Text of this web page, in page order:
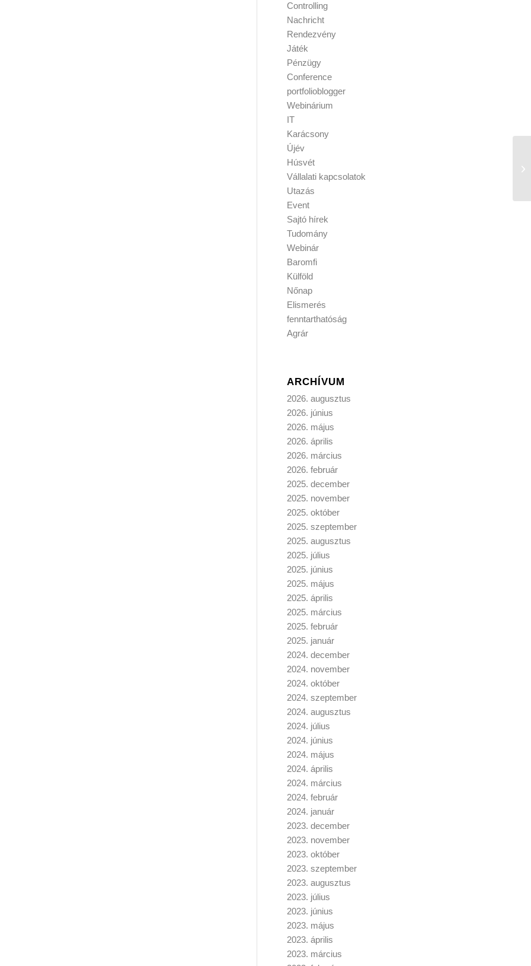
Controlling
Nachricht
Rendezvény
Játék
Pénzügy
Conference
portfolioblogger
Webinárium
IT
Karácsony
Újév
Húsvét
Vállalati kapcsolatok
Utazás
Event
Sajtó hírek
Tudomány
Webinár
Baromfi
Külföld
Nőnap
Elismerés
fenntarthatóság
Agrár
ARCHÍVUM
2026. augusztus
2026. június
2026. május
2026. április
2026. március
2026. február
2025. december
2025. november
2025. október
2025. szeptember
2025. augusztus
2025. július
2025. június
2025. május
2025. április
2025. március
2025. február
2025. január
2024. december
2024. november
2024. október
2024. szeptember
2024. augusztus
2024. július
2024. június
2024. május
2024. április
2024. március
2024. február
2024. január
2023. december
2023. november
2023. október
2023. szeptember
2023. augusztus
2023. július
2023. június
2023. május
2023. április
2023. március